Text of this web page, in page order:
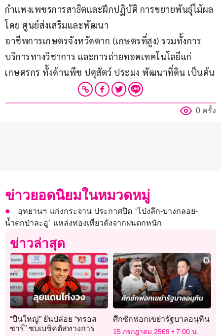
กำแพงเพชรการสาธิตและฝึกปฏิบัติ การขยายพันธุ์ไม้ผล
โดย ศูนย์ส่งเสริมและพัฒนา
อาชีพการเกษตรจังหวัดตาก (เกษตรที่สูง) รวมทั้งการ
บริการทางวิชาการ และการถ่ายทอดเทคโนโลยีแก่
เกษตรกร ทั้งด้านพืช ปศุสัตว์ ประมง พัฒนาที่ดิน เป็นต้น
0 ครั้ง
ข่าวยอดนิยมในหมวดหมู่
อุทยานฯ แก่งกระจาน ประกาศปิด ‘โป่งลึก-บางกลอย-
น้ำตกป่าละอู’ แหล่งท่องเที่ยวดังจากฝนตกหนัก
ข่าวล่าสุด
“ปืนใหญ่” ยันปล่อย “ทรอส
ซาร์” ซบเบซิคตัสทางการ
ศึกซักฟอกเขย่ารัฐบาลอนุทิน
15 กรกฎาคม 2569 7:00 น.